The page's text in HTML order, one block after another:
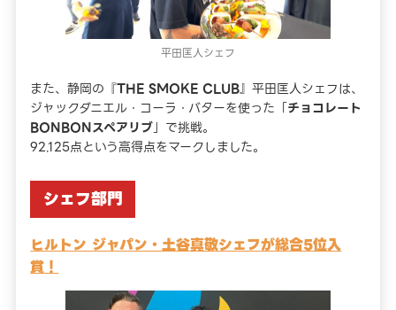
平田匡人シェフ
また、静岡の『THE SMOKE CLUB』平田匡人シェフは、
ジャックダニエル・コーラ・バターを使った「チョコレート
BONBONスペアリブ」で挑戦。
92.125点という高得点をマークしました。
シェフ部門
ヒルトン ジャパン・土谷真敬シェフが総合5位入
賞！